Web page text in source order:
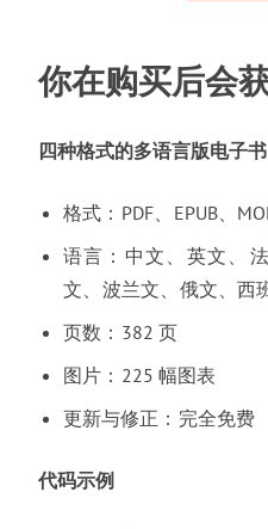
你在购买后会
四种格式的多语言版电子书
格式 PDF、 EPUB、
语言
中文 、 英文 、
文、 波兰文、 俄文、 西
页数
382 页
图片
225 幅图表
更新与修正
完全免费
代码示例